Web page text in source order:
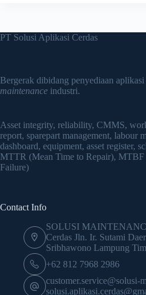
Work
PT Solusi Aplikasi Cerdas
Bergerak dibidang penyediaan aplikasi
maintenance industri.
Asset integrity, reliability, CMMS,
report, sparepart management, labour
dashboard, equipment, asset register,
MTTR (Mean Time to Repair), MTBF
Failure)
Contact Info
SOLUSI
Cerdas Jln. Ir. Sutami
Sribhawono Lampung
+62 812 7968 2986
customer.service@solusi-